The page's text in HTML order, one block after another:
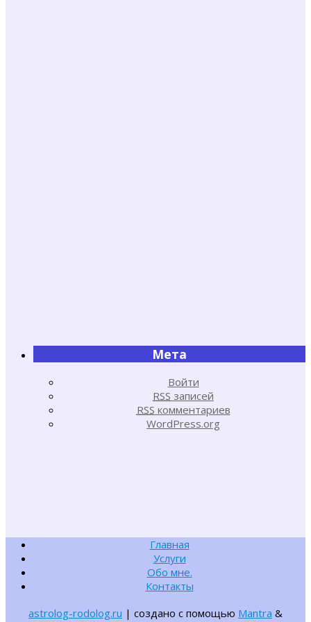
Мета
Войти
RSS записей
RSS комментариев
WordPress.org
Главная
Услуги
Обо мне.
Контакты
astrolog-rodolog.ru | создано с помощью Mantra &